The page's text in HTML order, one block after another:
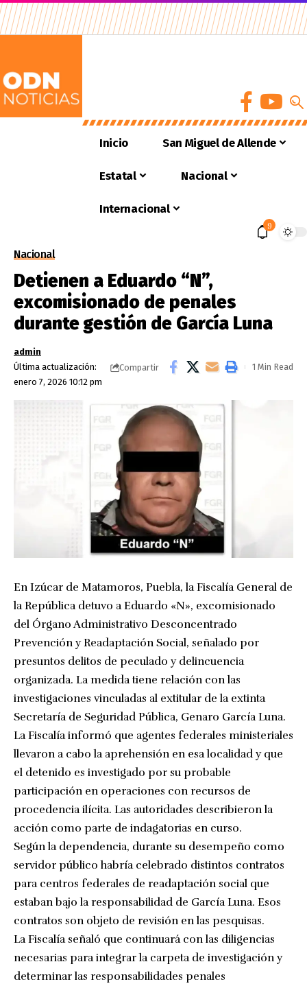
Inicio San Miguel de Allende
Estatal Nacional
Internacional
9
Nacional
Detienen a Eduardo “N”,
excomisionado de penales
durante gestión de García Luna
Última actualización:
enero 7, 2026 10:12 pm
admin
Compartir
1 Min Read
En Izúcar de Matamoros, Puebla, la Fiscalía General de
la República detuvo a Eduardo «N», excomisionado
del Órgano Administrativo Desconcentrado
Prevención y Readaptación Social, señalado por
presuntos delitos de peculado y delincuencia
organizada. La medida tiene relación con las
investigaciones vinculadas al extitular de la extinta
Secretaría de Seguridad Pública, Genaro García Luna.
La Fiscalía informó que agentes federales ministeriales
llevaron a cabo la aprehensión en esa localidad y que
el detenido es investigado por su probable
participación en operaciones con recursos de
procedencia ilícita. Las autoridades describieron la
acción como parte de indagatorias en curso.
Según la dependencia, durante su desempeño como
servidor público habría celebrado distintos contratos
para centros federales de readaptación social que
estaban bajo la responsabilidad de García Luna. Esos
contratos son objeto de revisión en las pesquisas.
La Fiscalía señaló que continuará con las diligencias
necesarias para integrar la carpeta de investigación y
determinar las responsabilidades penales